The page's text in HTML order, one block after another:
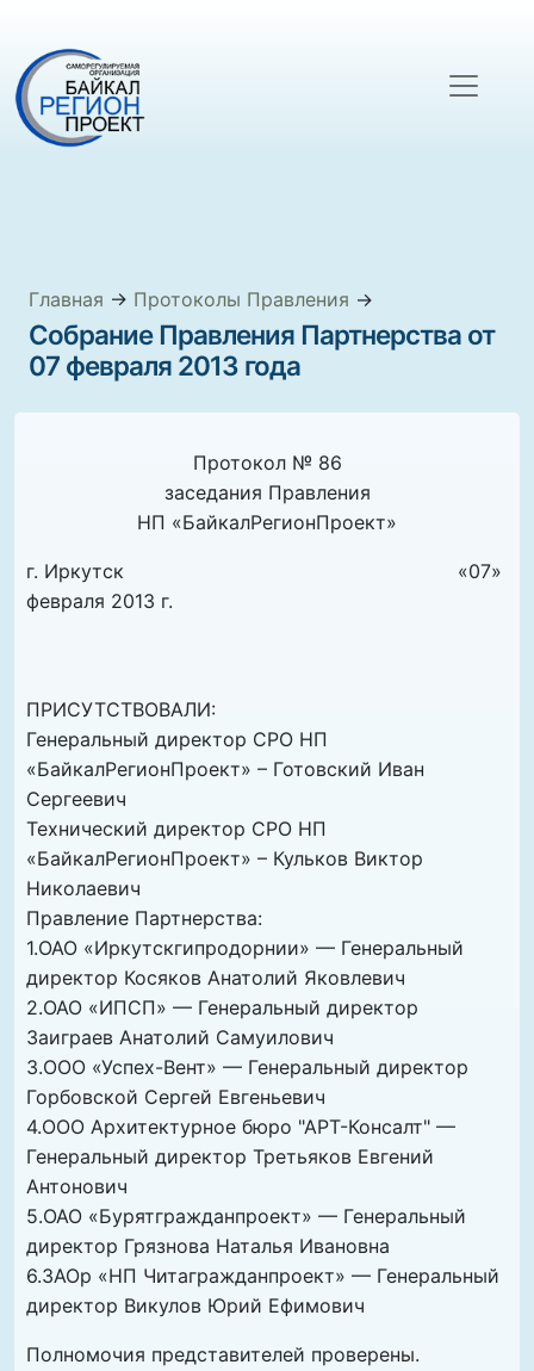
Главная → Протоколы Правления →
Собрание Правления Партнерства от
07 февраля 2013 года
Протокол № 86
заседания Правления
НП «БайкалРегионПроект»
г. Иркутск «07»
февраля 2013 г.
ПРИСУТСТВОВАЛИ:
Генеральный директор СРО НП
«БайкалРегионПроект» – Готовский Иван
Сергеевич
Технический директор СРО НП
«БайкалРегионПроект» – Кульков Виктор
Николаевич
Правление Партнерства:
1.ОАО «Иркутскгипродорнии» — Генеральный
директор Косяков Анатолий Яковлевич
2.ОАО «ИПСП» — Генеральный директор
Заиграев Анатолий Самуилович
3.ООО «Успех-Вент» — Генеральный директор
Горбовской Сергей Евгеньевич
4.ООО Архитектурное бюро "АРТ-Консалт" —
Генеральный директор Третьяков Евгений
Антонович
5.ОАО «Бурятгражданпроект» — Генеральный
директор Грязнова Наталья Ивановна
6.ЗАОр «НП Читагражданпроект» — Генеральный
директор Викулов Юрий Ефимович
Полномочия представителей проверены.